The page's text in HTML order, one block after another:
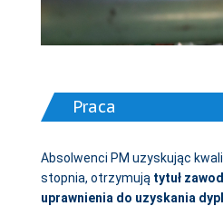
Praca
Absolwenci PM uzyskując
stopnia, otrzymują tytuł
uprawnienia do uzyskania